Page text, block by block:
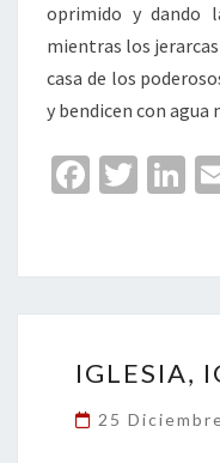
oprimido y dando
mientras los
casa de los
y bendicen con agua
Fa
o
o
k
T
er
Li
dI
n
IGLESIA,
25